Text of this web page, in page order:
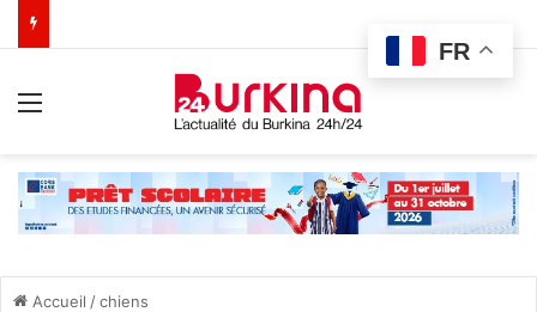
Accueil /chiens
FR